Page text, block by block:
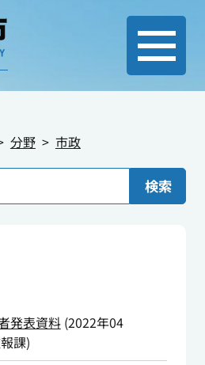
分野 市政
検索
発表資料(2022年04
課)